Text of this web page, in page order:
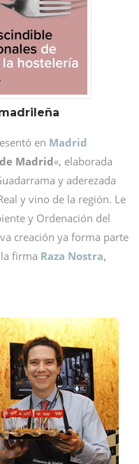
en Madrid
Madrid«, elaborada
y aderezada
y vino de la región. Le
y Ordenación del
creación ya forma parte
firma Raza Nostra,